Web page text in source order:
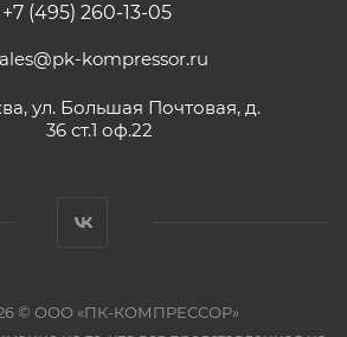
+7 (495) 260-13-05
kompressor.ru
ул. Большая Почтовая, д.
36 ст.1 оф.22
© ООО «ПК-КОМПРЕССОР»